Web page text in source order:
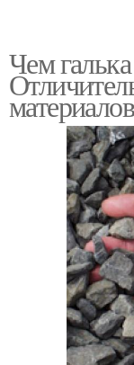
Чем
материалов